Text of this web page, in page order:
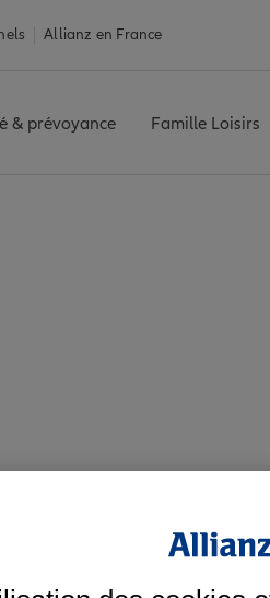
Allianz en France
& prévoyance Famille Loisirs
à Yffiniac et